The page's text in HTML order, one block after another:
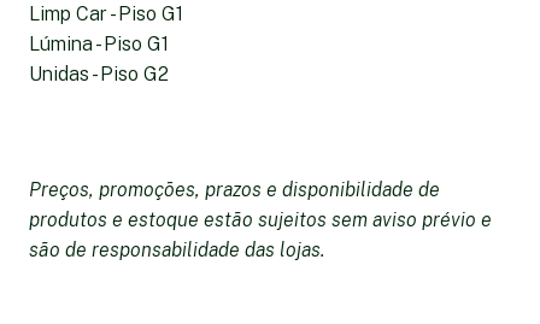
Limp Car - Piso G1
Lúmina - Piso G1
Unidas - Piso G2
Preços, promoções, prazos e disponibilidade de
produtos e estoque estão sujeitos sem aviso prévio e
são de responsabilidade das lojas.